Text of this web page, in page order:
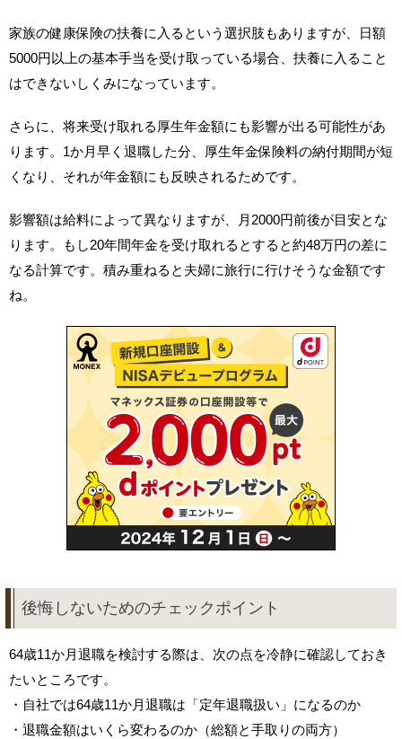
家族の健康保険の扶養に入るという選択肢もありますが、日額
5000円以上の基本手当を受け取っている場合、扶養に入ること
はできないしくみになっています。
さらに、将来受け取れる厚生年金額にも影響が出る可能性があ
ります。1か月早く退職した分、厚生年金保険料の納付期間が短
くなり、それが年金額にも反映されるためです。
影響額は給料によって異なりますが、月2000円前後が目安とな
ります。もし20年間年金を受け取れるとすると約48万円の差に
なる計算です。積み重ねると夫婦に旅行に行けそうな金額です
ね。
後悔しないためのチェックポイント
64歳11か月退職を検討する際は、次の点を冷静に確認しておき
たいところです。
・自社では64歳11か月退職は「定年退職扱い」になるのか
・退職金額はいくら変わるのか（総額と手取りの両方）